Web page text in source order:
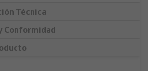
Técnica
Conformidad